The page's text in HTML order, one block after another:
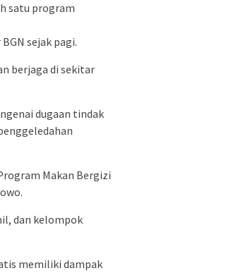
satu program
sejak pagi.
berjaga di sekitar
dugaan tindak
Makan Bergizi
dan kelompok
memiliki dampak